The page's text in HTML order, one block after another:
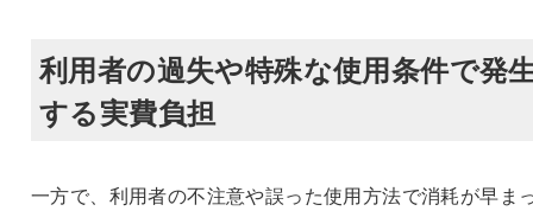
利用者の過失や特殊な使用条件で発
する実費負担
一方で、利用者の不注意や誤った使用方法で消耗が早ま